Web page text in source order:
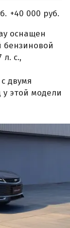
+40 000 руб.
оснащен
бензиновой
с.,
двумя
этой модели